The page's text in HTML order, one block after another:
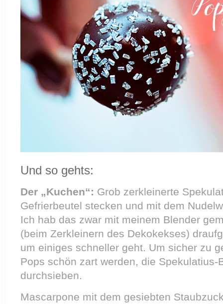
Und so gehts:
Der „Kuchen“: Grob zerkleinerte
Gefrierbeutel stecken und mit dem
Ich hab das zwar mit meinem Blender
(beim Zerkleinern des Dekokekses)
um einiges schneller geht. Um sicher zu
Pops schön zart werden, die Spekulatius-
durchsieben.
Mascarpone mit dem gesiebten